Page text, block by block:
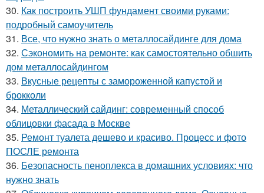
30. Как построить УШП фундамент своими руками:
подробный самоучитель
31. Все, что нужно знать о металлосайдинге для дома
32. Сэкономить на ремонте: как самостоятельно обшить
дом металлосайдингом
33. Вкусные рецепты с замороженной капустой и
брокколи
34. Металлический сайдинг: современный способ
облицовки фасада в Москве
35. Ремонт туалета дешево и красиво. Процесс и фото
ПОСЛЕ ремонта
36. Безопасность пеноплекса в домашних условиях: что
нужно знать